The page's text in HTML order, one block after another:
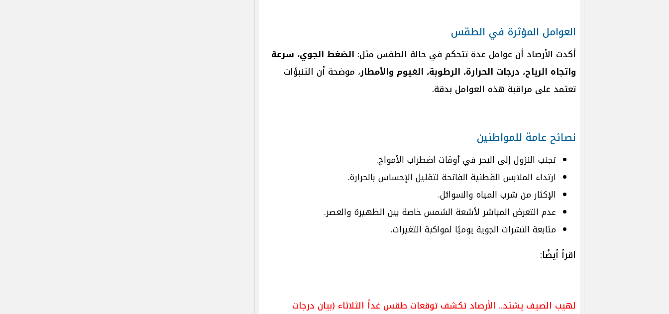
العوامل المؤثرة في الطقس
أكدت الأرصاد أن عوامل عدة تتحكم في حالة الطقس مثل: الضغط الجوي، سرعة
واتجاه الرياح، درجات الحرارة، الرطوبة، الغيوم والأمطار، موضحة أن التنبؤات
تعتمد على مراقبة هذه العوامل بدقة.
نصائح عامة للمواطنين
تجنب النزول إلى البحر في أوقات اضطراب الأمواج.
ارتداء الملابس القطنية الفاتحة لتقليل الإحساس بالحرارة.
الإكثار من شرب المياه والسوائل.
عدم التعرض المباشر لأشعة الشمس خاصة بين الظهيرة والعصر.
متابعة النشرات الجوية يوميًا لمواكبة التغيرات.
اقرأ أيضًا:
لهيب الصيف يشتد.. الأرصاد تكشف توقعات طقس غداً الثلاثاء (بيان درجات